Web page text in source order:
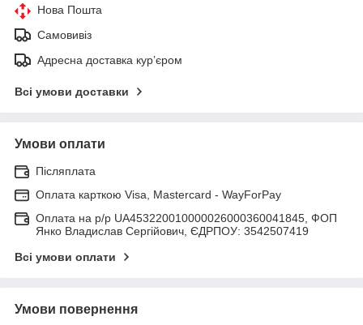
Нова Пошта
Самовивіз
Адресна доставка курʼєром
Всі умови доставки
Умови оплати
Післяплата
Оплата карткою Visa, Mastercard - WayForPay
Оплата на р/р UA453220010000026000360041845, ФОП
Янко Владислав Сергійович, ЄДРПОУ: 3542507419
Всі умови оплати
Умови повернення